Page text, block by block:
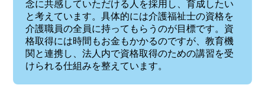
念に共感していただける人を採用し、育成したい
と考えています。具体的には介護福祉士の資格を
介護職員の全員に持ってもらうのが目標です。資
格取得には時間もお金もかかるのですが、教育機
関と連携し、法人内で資格取得のための講習を受
けられる仕組みを整えています。